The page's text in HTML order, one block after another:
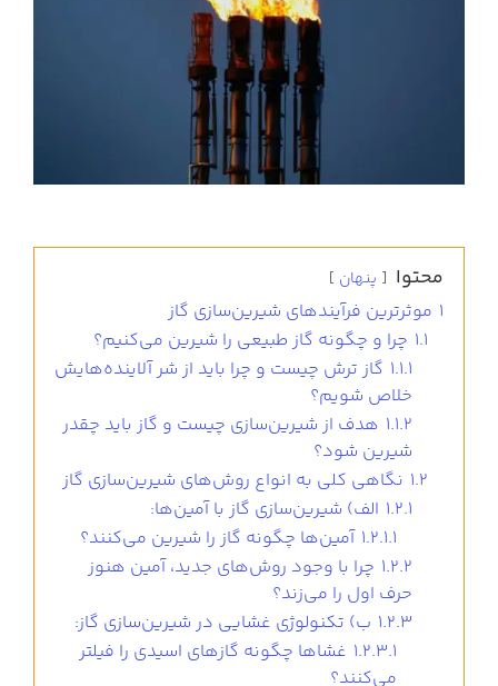
محتوا پنهان
1 موثرترین فرآیندهای شیرین‌سازی گاز
1.1 چرا و چگونه گاز طبیعی را شیرین می‌کنیم؟
1.1.1 گاز ترش چیست و چرا باید از شر آلاینده‌هایش
خلاص شویم؟
1.1.2 هدف از شیرین‌سازی چیست و گاز باید چقدر
شیرین شود؟
1.2 نگاهی کلی به انواع روش‌های شیرین‌سازی گاز
1.2.1 الف) شیرین‌سازی گاز با آمین‌ها:
1.2.1.1 آمین‌ها چگونه گاز را شیرین می‌کنند؟
1.2.2 چرا با وجود روش‌های جدید، آمین هنوز
حرف اول را می‌زند؟
1.2.3 ب) تکنولوژی غشایی در شیرین‌سازی گاز:
1.2.3.1 غشاها چگونه گازهای اسیدی را فیلتر
می‌کنند؟